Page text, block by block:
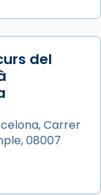
santes.
grup de
Festa
les
del
Carrer
08007